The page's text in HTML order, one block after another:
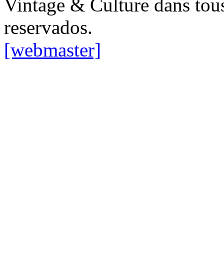
Vintage & Culture dans
reservados.
[webmaster]